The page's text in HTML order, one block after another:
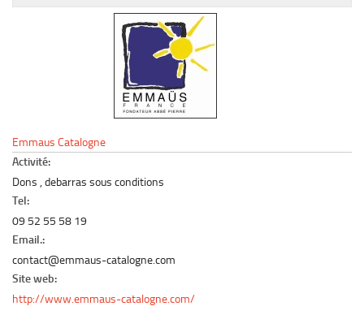
Le marché du mobilier d’occasion
Emmaus Catalogne
Activité:
Dons , debarras sous conditions
Tel:
09 52 55 58 19
Email.:
contact@emmaus-catalogne.com
Site web:
http://www.emmaus-catalogne.com/